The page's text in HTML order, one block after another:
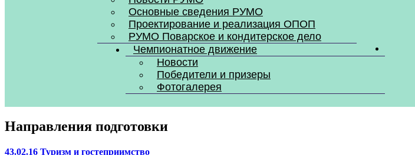
Основные сведения РУМО
Проектирование и реализация ОПОП
РУМО Поварское и кондитерское дело
Чемпионатное движение
Новости
Победители и призеры
Фотогалерея
Направления подготовки
43.02.16 Туризм и гостеприимство